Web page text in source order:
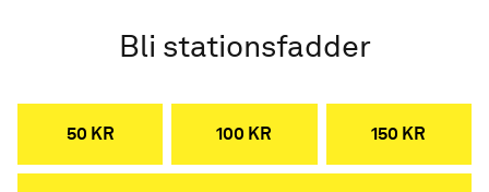
Bli stationsfadder
50 KR 100 KR 150 KR